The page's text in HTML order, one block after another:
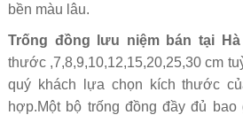
bền màu lâu.
Trống đồng lưu niệm bán tại
thước ,7,8,9,10,12,15,20,25,30 cm
quý khách lựa chọn kích thước
hợp.Một bộ trống đồng đầy đủ bao